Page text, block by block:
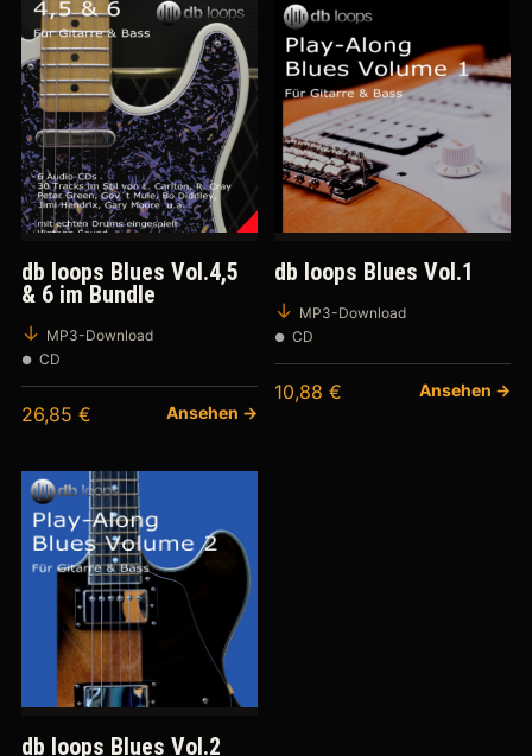
db loops Blues Vol.4,5
& 6 im Bundle
MP3-Download
CD
26,85 € Ansehen →
db loops Blues Vol.1
MP3-Download
CD
10,88 € Ansehen →
db loops Blues Vol.2